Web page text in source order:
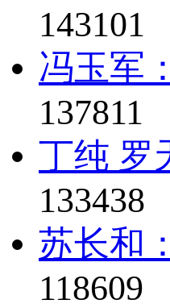
143101
冯玉军
137811
丁纯 罗
133438
苏长和
118609